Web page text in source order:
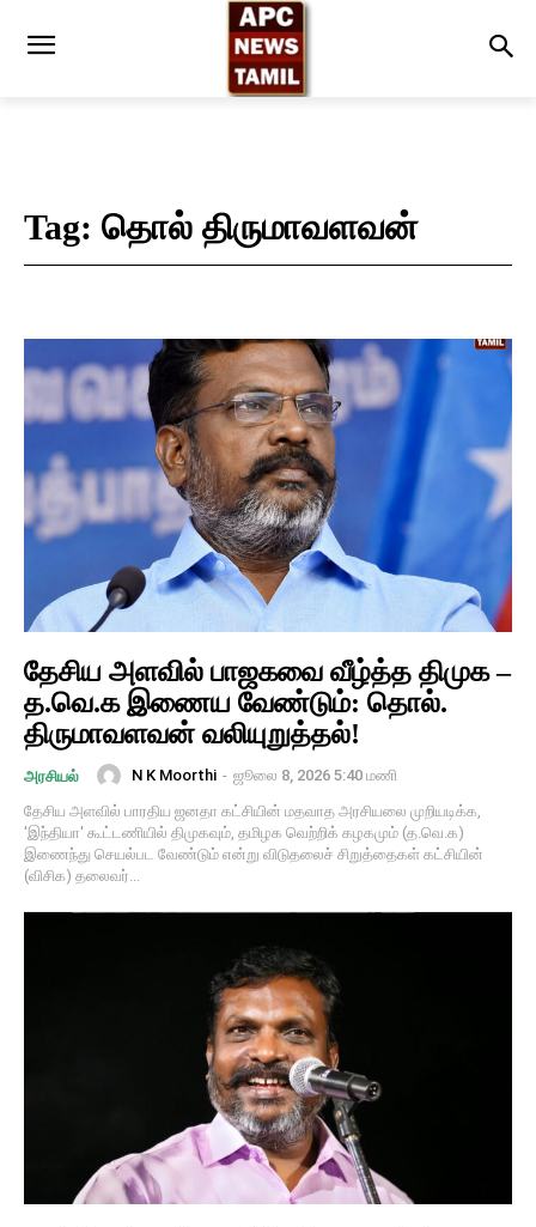
Tag: தொல் திருமாவளவன்
தேசிய அளவில் பாஜகவை வீழ்த்த திமுக –
த.வெ.க இணைய வேண்டும்: தொல்.
திருமாவளவன் வலியுறுத்தல்!
அரசியல் N K Moorthi - ஜூலை 8, 2026 5:40 மணி
தேசிய அளவில் பாரதிய ஜனதா கட்சியின் மதவாத அரசியலை முறியடிக்க,
'இந்தியா' கூட்டணியில் திமுகவும், தமிழக வெற்றிக் கழகமும் (த.வெ.க)
இணைந்து செயல்பட வேண்டும் என்று விடுதலைச் சிறுத்தைகள் கட்சியின்
(விசிக) தலைவர்...